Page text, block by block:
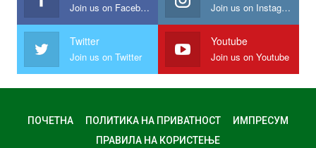
Join us on Facebook Join us on Instagram
Twitter
Join us on Twitter
Youtube
Join us on Youtube
ПОЧЕТНА ПОЛИТИКА НА ПРИВАТНОСТ
ИМПРЕСУМ
ПРАВИЛА НА КОРИСТЕЊЕ